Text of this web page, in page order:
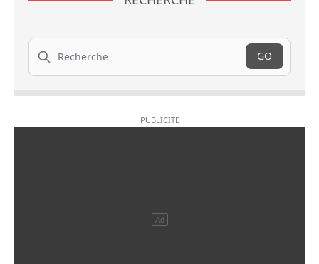
Recherche
GO